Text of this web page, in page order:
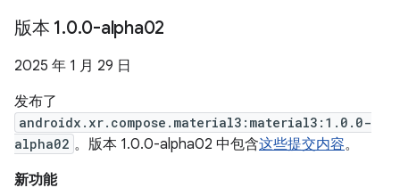
版本 1.0.0-alpha02
2025 年 1 月 29 日
发布了
androidx.xr.compose.material3:material3:1.0.0-
alpha02 。版本 1.0.0-alpha02 中包含这些提交内容。
新功能